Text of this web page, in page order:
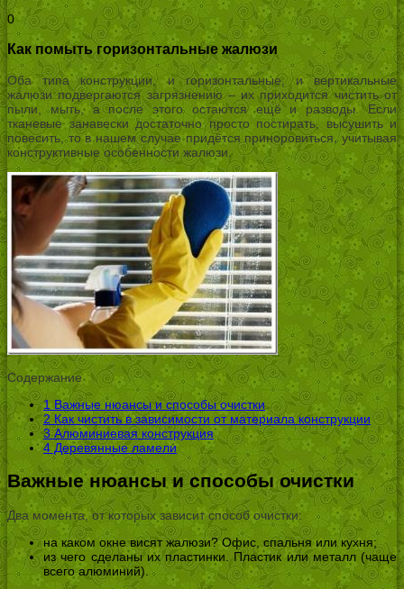
0
Как помыть горизонтальные жалюзи
Оба типа конструкции, и горизонтальные, и вертикальные
жалюзи подвергаются загрязнению – их приходится чистить от
пыли, мыть, а после этого остаются ещё и разводы. Если
тканевые занавески достаточно просто постирать, высушить и
повесить, то в нашем случае придётся приноровиться, учитывая
конструктивные особенности жалюзи.
Содержание
1 Важные нюансы и способы очистки
2Как чистить в зависимости от материала конструкции
3Алюминиевая конструкция
4 Деревянные ламели
Важные нюансы и способы очистки
Два момента, от которых зависит способ очистки:
на каком окне висят жалюзи? Офис, спальня или кухня;
из чего сделаны их пластинки. Пластик или металл (чаще
всего алюминий).